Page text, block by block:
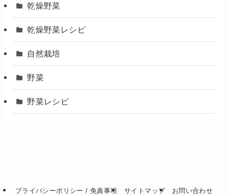
乾燥野菜
乾燥野菜レシピ
自然栽培
野菜
野菜レシピ
プライバシーポリシー / 免責事項 サイトマップ お問い合わせ